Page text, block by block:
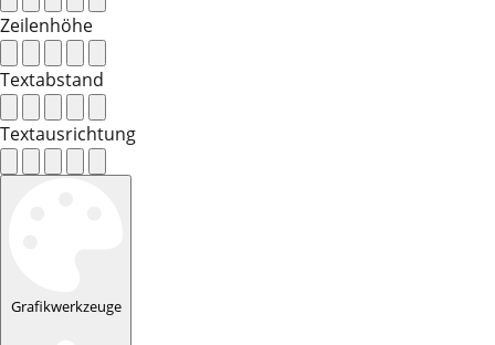
Zeilenhöhe
Textabstand
Textausrichtung
Grafikwerkzeuge